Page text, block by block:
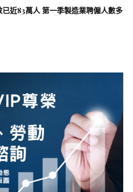
近83萬人 第一季製造業聘僱人數多